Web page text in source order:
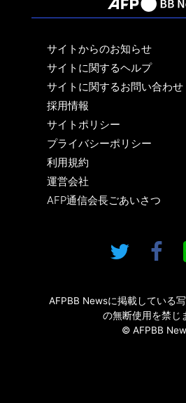
サイトからのお知らせ
サイトに関するヘルプ
サイトに関するお問い合わせ
採用情報
サイトポリシー
プライバシーポリシー
利用規約
運営会社
AFP通信会長ごあいさつ
AFPBB Newsに掲載している
の無断使用を禁じ
© AFPBB